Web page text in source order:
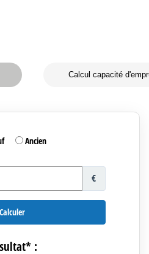
Calcul capacité